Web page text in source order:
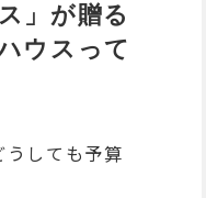
」が贈る
ウスって
うしても予算